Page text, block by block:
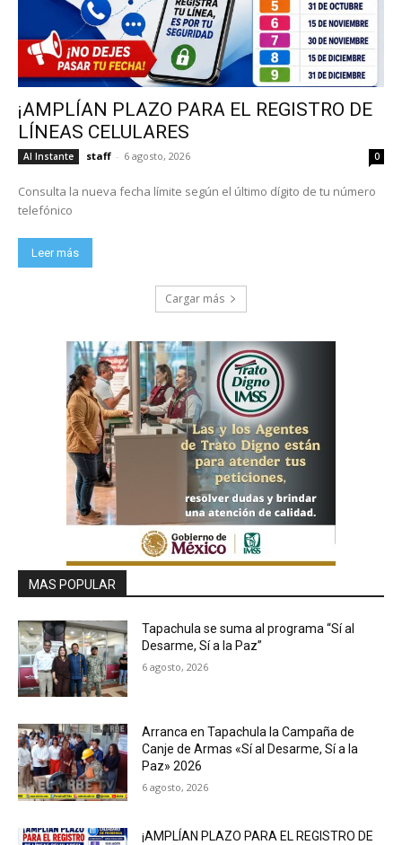
¡AMPLÍAN PLAZO PARA EL REGISTRO DE
LÍNEAS CELULARES
Al Instante staff - 6 agosto, 2026 0
Consulta la nueva fecha límite según el último dígito de tu número
telefónico
Leer más
Cargar más
MAS POPULAR
Tapachula se suma al programa “Sí al
Desarme, Sí a la Paz”
6 agosto, 2026
Arranca en Tapachula la Campaña de
Canje de Armas «Sí al Desarme, Sí a la
Paz» 2026
6 agosto, 2026
¡AMPLÍAN PLAZO PARA EL REGISTRO DE